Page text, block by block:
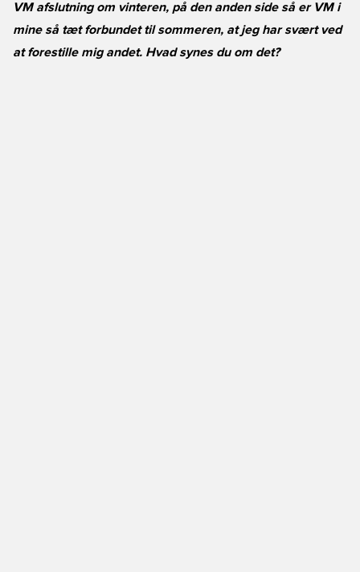
VM afslutning om vinteren, på den anden side så er VM i
mine så tæt forbundet til sommeren, at jeg har svært ved
at forestille mig andet. Hvad synes du om det?